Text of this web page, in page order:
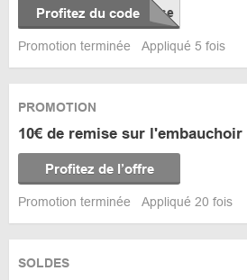
Profitez du code
Promotion terminée Appliqué 5 fois
PROMOTION
10€ de remise sur
Profitez de l’offre
Promotion terminée Appliqué 20 fois
SOLDES